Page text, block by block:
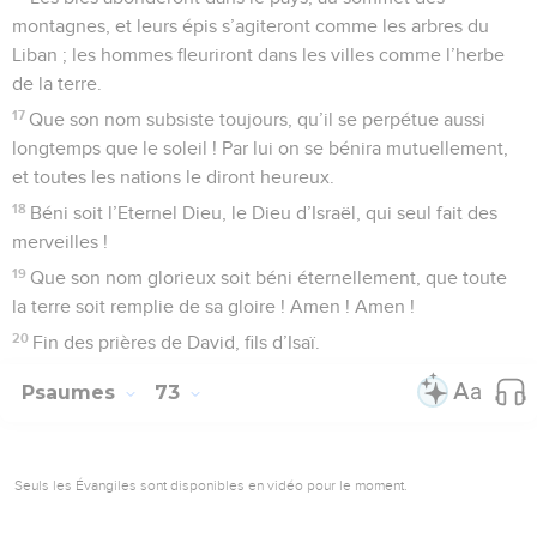
montagnes, et leurs épis s’agiteront comme les arbres du
Liban ; les hommes fleuriront dans les villes comme l’herbe
de la terre.
17 Que son nom subsiste toujours, qu’il se perpétue aussi
longtemps que le soleil ! Par lui on se bénira mutuellement,
et toutes les nations le diront heureux.
18 Béni soit l’Eternel Dieu, le Dieu d’Israël, qui seul fait des
merveilles !
19 Que son nom glorieux soit béni éternellement, que toute
la terre soit remplie de sa gloire ! Amen ! Amen !
20 Fin des prières de David, fils d’Isaï.
Psaumes 73
Seuls les Évangiles sont disponibles en vidéo pour le moment.